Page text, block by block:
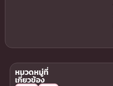
หมวดหมู่ที่
เกี่ยวข้อง